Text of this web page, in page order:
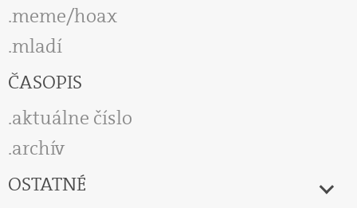
meme/hoax
mladí
ČASOPIS
aktuálne číslo
archív
OSTATNÉ